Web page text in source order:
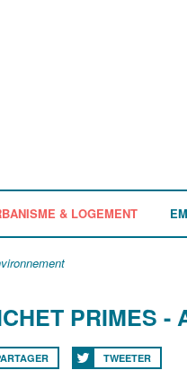
& LOGEMENT
PRIMES -
TWEETER